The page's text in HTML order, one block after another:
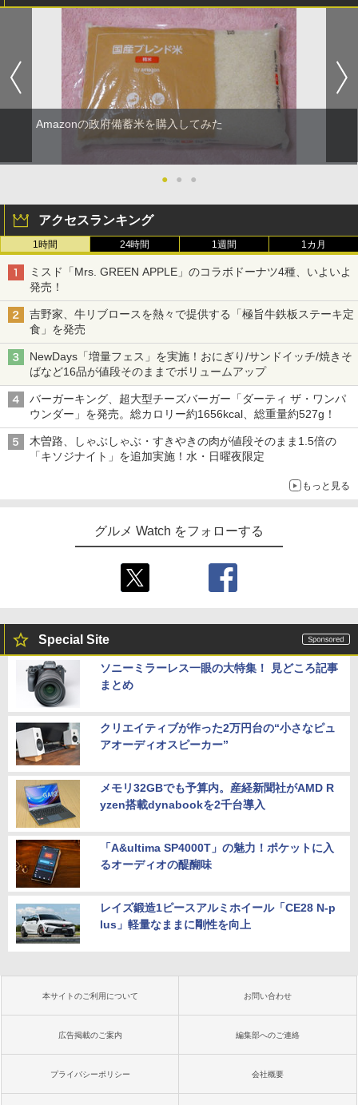
Amazonの政府備蓄米を購入してみた
● ● ●
アクセスランキング
1時間 24時間 1週間 1カ月
ミスド「Mrs. GREEN APPLE」のコラボドーナツ4種、いよいよ
発売！
吉野家、牛リブロースを熱々で提供する「極旨牛鉄板ステーキ定
食」を発売
NewDays「増量フェス」を実施！おにぎり/サンドイッチ/焼きそ
ばなど16品が値段そのままでボリュームアップ
バーガーキング、超大型チーズバーガー「ダーティ ザ・ワンパ
ウンダー」を発売。総カロリー約1656kcal、総重量約527g！
木曽路、しゃぶしゃぶ・すきやきの肉が値段そのまま1.5倍の
「キソジナイト」を追加実施！水・日曜夜限定
もっと見る
グルメ Watch をフォローする
Special Site
ソニーミラーレス一眼の大特集！ 見どころ記事
まとめ
クリエイティブが作った2万円台の“小さなピュ
アオーディオスピーカー”
メモリ32GBでも予算内。産経新聞社がAMD R
yzen搭載dynabookを2千台導入
「A&ultima SP4000T」の魅力！ポケットに入
るオーディオの醍醐味
レイズ鍛造1ピースアルミホイール「CE28 N-p
lus」軽量なままに剛性を向上
本サイトのご利用について お問い合わせ
広告掲載のご案内 編集部へのご連絡
プライバシーポリシー 会社概要